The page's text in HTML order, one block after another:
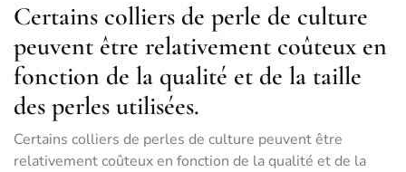
Certains colliers de perle de culture
peuvent être relativement coûteux en
fonction de la qualité et de la taille
des perles utilisées.
Certains colliers de perles de culture peuvent être
relativement coûteux en fonction de la qualité et de la